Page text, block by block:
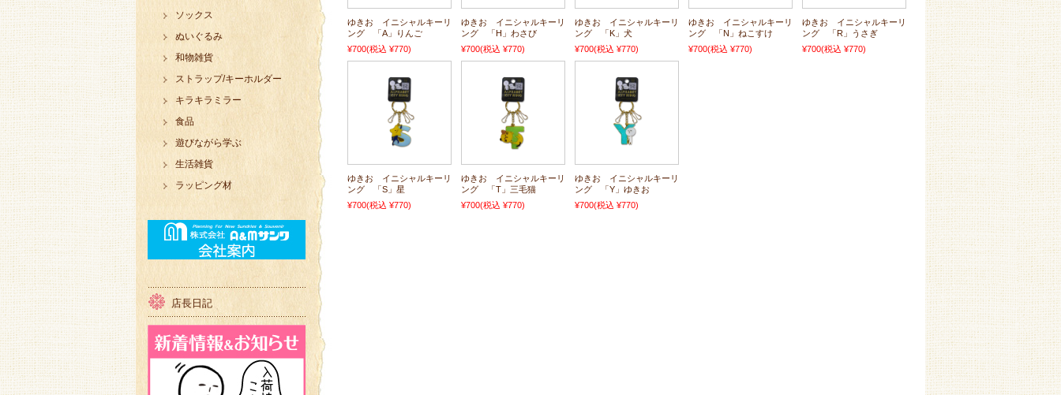
ゆきお イニシャルキーリ
ング 「A」りんご
¥700(税込 ¥770)
ゆきお イニシャルキーリ
ング 「H」わさび
¥700(税込 ¥770)
ゆきお イニシャルキーリ
ング 「K」犬
¥700(税込 ¥770)
ゆきお イニシャルキーリ
ング 「N」ねこすけ
¥700(税込 ¥770)
ゆきお イニシャルキーリ
ング 「R」うさぎ
¥700(税込 ¥770)
ゆきお イニシャルキーリ
ング 「S」星
¥700(税込 ¥770)
ゆきお イニシャルキーリ
ング 「T」三毛猫
¥700(税込 ¥770)
ゆきお イニシャルキーリ
ング 「Y」ゆきお
¥700(税込 ¥770)
ソックス
ぬいぐるみ
和物雑貨
ストラップ/キーホルダー
キラキラミラー
食品
遊びながら学ぶ
生活雑貨
ラッピング材
店長日記